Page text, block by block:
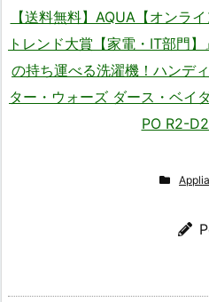
【送料無料】AQUA【オンラ
トレンド大賞【家電・IT部門
の持ち運べる洗濯機！ハンデ
ター・ウォーズ ダース・ベイ
PO R2-